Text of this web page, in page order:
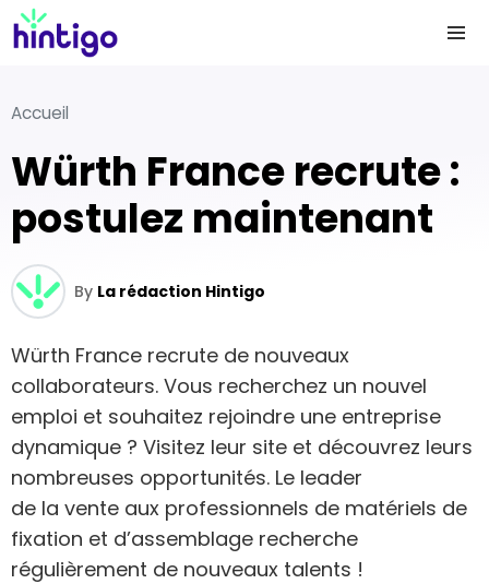
Accueil
Würth France recrute :
postulez maintenant
By La rédaction Hintigo
Würth France recrute de nouveaux
collaborateurs. Vous recherchez un nouvel
emploi et souhaitez rejoindre une entreprise
dynamique ? Visitez leur site et découvrez leurs
nombreuses opportunités. Le leader
de la vente aux professionnels de matériels de
fixation et d’assemblage recherche
régulièrement de nouveaux talents !